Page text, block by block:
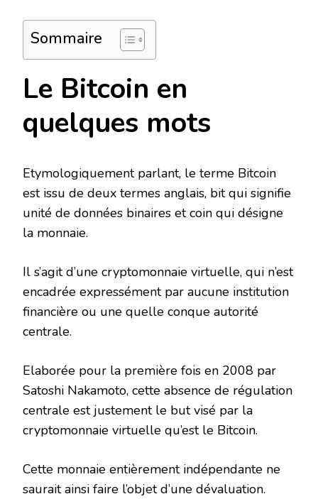
Sommaire
Le Bitcoin en
quelques mots
Etymologiquement parlant, le terme Bitcoin
est issu de deux termes anglais, bit qui signifie
unité de données binaires et coin qui désigne
la monnaie.
Il s’agit d’une cryptomonnaie virtuelle, qui n’est
encadrée expressément par aucune institution
financière ou une quelle conque autorité
centrale.
Elaborée pour la première fois en 2008 par
Satoshi Nakamoto, cette absence de régulation
centrale est justement le but visé par la
cryptomonnaie virtuelle qu’est le Bitcoin.
Cette monnaie entièrement indépendante ne
saurait ainsi faire l’objet d’une dévaluation.